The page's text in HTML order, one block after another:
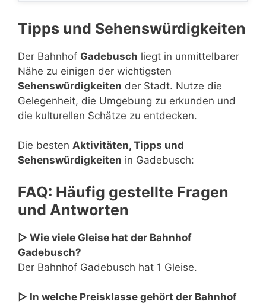
Tipps und Sehenswürdigkeiten
Der Bahnhof Gadebusch liegt in unmittelbarer
Nähe zu einigen der wichtigsten
Sehenswürdigkeiten der Stadt. Nutze die
Gelegenheit, die Umgebung zu erkunden und
die kulturellen Schätze zu entdecken.
Die besten Aktivitäten, Tipps und
Sehenswürdigkeiten in Gadebusch:
FAQ: Häufig gestellte Fragen
und Antworten
▷ Wie viele Gleise hat der Bahnhof
Gadebusch?
Der Bahnhof Gadebusch hat 1 Gleise.
▷ In welche Preisklasse gehört der Bahnhof